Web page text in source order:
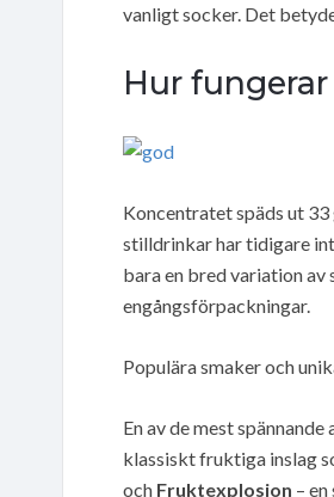
vanligt socker. Det
Hur
Koncentratet späds ut
stilldrinkar har tidigare
bara en bred variation av
engångsförpackningar.
Populära smaker och
En av de mest
klassiskt fruktiga inslag
och Fruktexplosion –